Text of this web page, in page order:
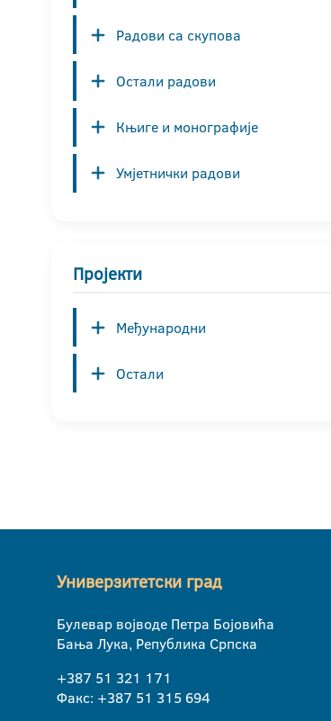
Радови са скупова
Остали радови
Књиге и монографије
Умјетнички радови
Пројекти
Међународни
Остали
Универзитетски град
Булевар војводе Петра Бојовића
Бања Лука, Република Српска
+387 51 321 171
Факс: +387 51 315 694